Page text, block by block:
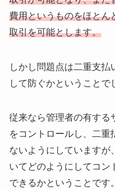
費用というものをほとん
取引を可能とします。
しかし問題点は二重支払
して防ぐかということで
従来なら管理者の有する
をコントロールし、二重
ないようにしていますが
いてどのようにしてコン
できるかということです。